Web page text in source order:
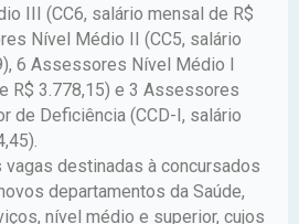
III (CC6, salário mensal de R$
Nível Médio II (CC5, salário
6 Assessores Nível Médio I
R$ 3.778,15) e 3 Assessores
de Deficiência (CCD-I, salário
destinadas à concursados
departamentos da Saúde,
nível médio e superior, cujos